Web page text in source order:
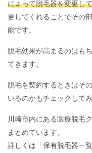
によって脱毛器を変更し
更してくれることでその
能です。
脱毛効果が高まるのはも
てきます。
脱毛を契約するときはそ
いるのかもチェックして
川崎市内にある医療脱毛
まとめています。
詳しくは「保有脱毛器一